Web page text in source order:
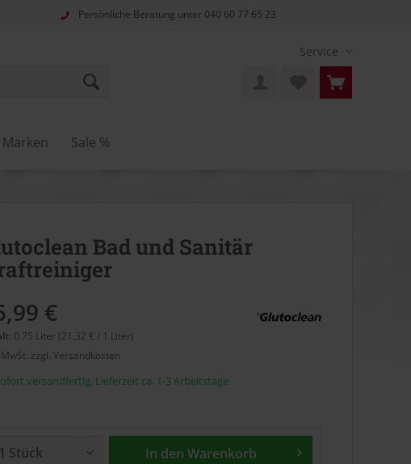
Persönliche Beratung unter 040 60 77 65 23
Service
Marken Sale %
Bad und Sanitär
€
0.75 Liter (21,32 € / 1 Liter)
zzgl. Versandkosten
versandfertig, Lieferzeit ca. 1-3 Arbeitstage
In den Warenkorb